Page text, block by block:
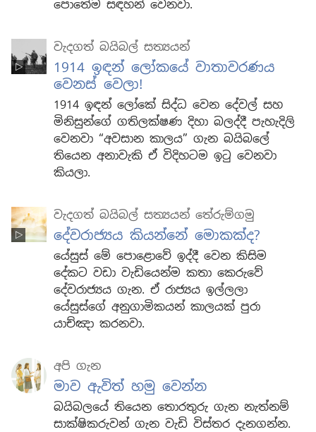
පොතේම සඳහන් වෙනවා.
වැදගත් බයිබල් සත්‍යයන්
1914 ඉඳන් ලෝකයේ වාතාවරණය
වෙනස් වෙලා!
1914 ඉඳන් ලෝකේ සිද්ධ වෙන දේවල් සහ
මිනිසුන්ගේ ගතිලක්ෂණ දිහා බලද්දී පැහැදිලි
වෙනවා “අවසාන කාලය” ගැන බයිබලේ
තියෙන අනාවැකි ඒ විදිහටම ඉටු වෙනවා
කියලා.
වැදගත් බයිබල් සත්‍යයන් තේරුම්ගමු
දේවරාජ්‍යය කියන්නේ මොකක්ද?
යේසුස් මේ පොළොවේ ඉද්දී වෙන කිසිම
දේකට වඩා වැඩියෙන්ම කතා කෙරුවේ
දේවරාජ්‍යය ගැන. ඒ රාජ්‍යය ඉල්ලලා
යේසුස්ගේ අනුගාමිකයන් කාලයක් පුරා
යාච්ඤා කරනවා.
අපි ගැන
මාව ඇවිත් හමු වෙන්න
බයිබලයේ තියෙන තොරතුරු ගැන නැත්නම්
සාක්ෂිකරුවන් ගැන වැඩි විස්තර දැනගන්න.